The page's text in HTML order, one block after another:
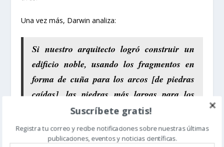
Una vez más, Darwin analiza:
Si nuestro arquitecto logró construir un
edificio noble, usando los fragmentos en
forma de cuña para los arcos [de piedras
caídas], las piedras más largas para los
dinteles, etc., deberíamos admirar su
habilidad incluso en un grado más alto
que si él hubiese utilizado piedras
Suscríbete gratis!
Registra tu correo y recibe notificaciones sobre nuestras últimas
publicaciones, eventos y noticias científicas.